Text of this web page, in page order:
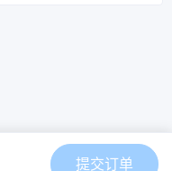
提交订单